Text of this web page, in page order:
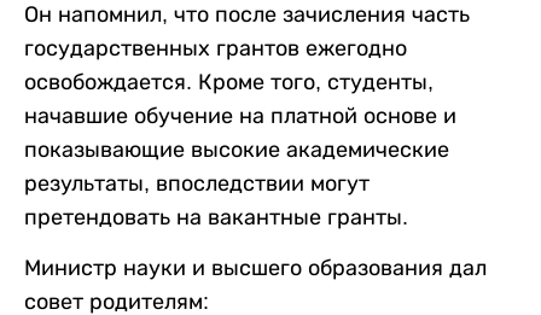
Он напомнил, что после зачисления часть
государственных грантов ежегодно
освобождается. Кроме того, студенты,
начавшие обучение на платной основе и
показывающие высокие академические
результаты, впоследствии могут
претендовать на вакантные гранты.
Министр науки и высшего образования дал
совет родителям: